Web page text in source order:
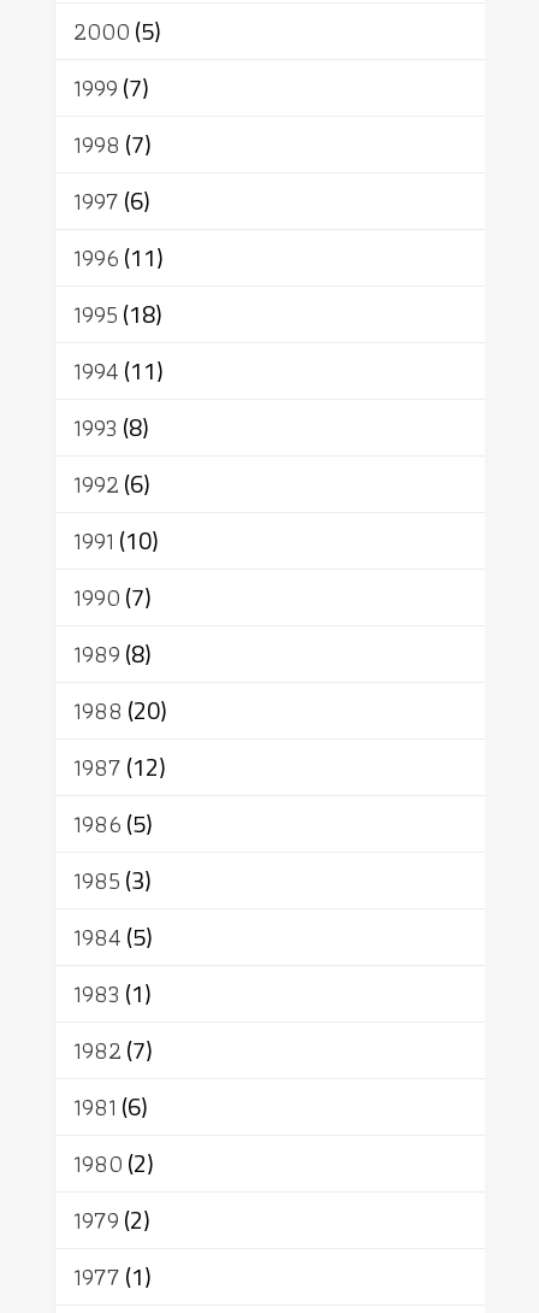
2000(5)
1999(7)
1998 (7)
1997(6)
1996(11)
1995(18)
1994(11)
1993 (8)
1992(6)
1991 (10)
1990(7)
1989(8)
1988 (20)
1987(12)
1986(5)
1985(3)
1984(5)
1983 (1)
1982(7)
1981 (6)
1980(2)
1979(2)
1977(1)